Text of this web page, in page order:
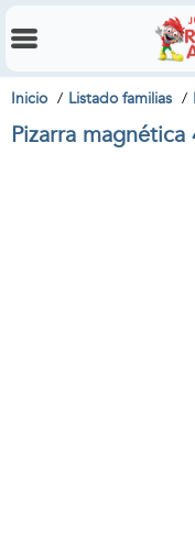
Inicio Listado familias
Pizarra